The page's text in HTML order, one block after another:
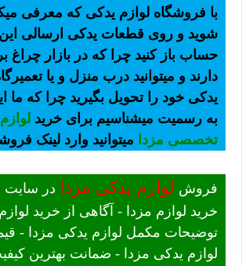
با فروشگاه لوازم یدکی که معرفی
شوید و روی قطعات یدکی ارسالی
حساب باز کنید چرا که در بازار چراغ
دارند و میتوانید درب منزل و یا
یدکی خود را تحویل بگیرید چرا که ما
به رسمیت میشناسیم برای خرید
تخصصی مزدا میتوانید وارد لینک
فروش لوازم یدکی مزدا در سایت
خرید لوازم مزدا - آگاهی از خرید
توضیحات مکمل لوازم یدکی مزدا -
لوازم یدکی مزدا - ضمانت بهترین